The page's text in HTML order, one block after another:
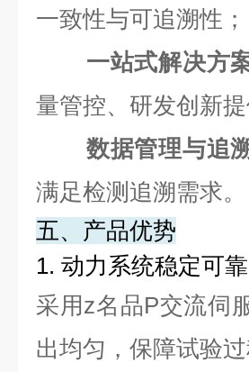
一致性与可追溯性；
一站式解决方
量管控、研发创新
数据管理与追
满足检测追溯需求。
五、产品优势
1. 动力系统稳定可靠
采用z名品P交流伺
出均匀，保障试验过